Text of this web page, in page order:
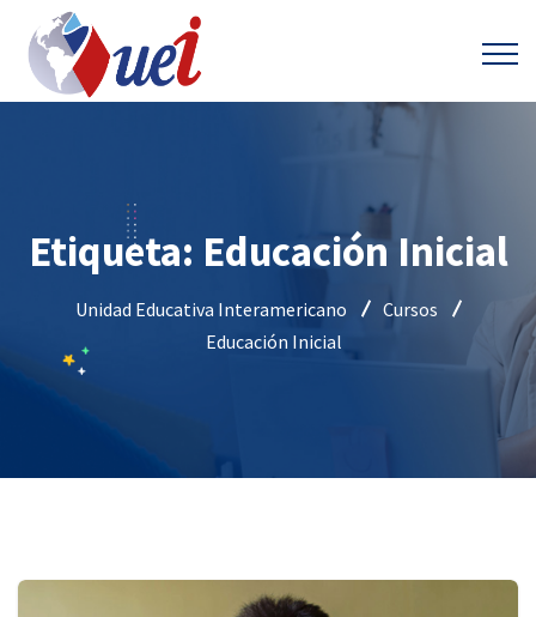
Etiqueta: Educación Inicial
Unidad Educativa Interamericano
Cursos
Educación Inicial